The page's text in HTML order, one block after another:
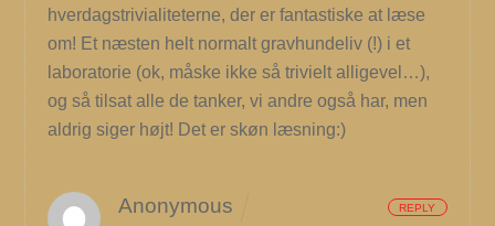
hverdagstrivialiteterne, der er fantastiske at læse
om! Et næsten helt normalt gravhundeliv (!) i et
laboratorie (ok, måske ikke så trivielt alligevel…),
og så tilsat alle de tanker, vi andre også har, men
aldrig siger højt! Det er skøn læsning:)
Anonymous REPLY